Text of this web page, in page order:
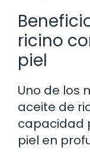
ricino
piel
Uno de los
aceite de
capacidad
piel en